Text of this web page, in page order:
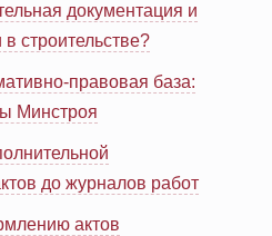
документация и
строительстве?
правовая база:
Минстроя
до журналов работ
актов